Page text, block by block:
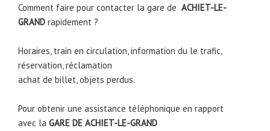
Comment faire pour contacter la gare de ACHIET-LE-
GRAND rapidement ?
Horaires, train en circulation, information du le trafic,
réservation, réclamation
achat de billet, objets perdus.
Pour obtenir une assistance téléphonique en rapport
avec la GARE DE ACHIET-LE-GRAND